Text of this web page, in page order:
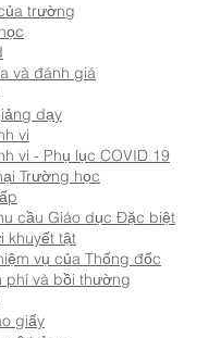
trường
và đánh giá
dạy
vi
vi - Phụ lục COVID 19
Trường học
cầu Giáo dục Đặc biệt
khuyết tật
vụ của Thống đốc
phí và bồi thường
giấy